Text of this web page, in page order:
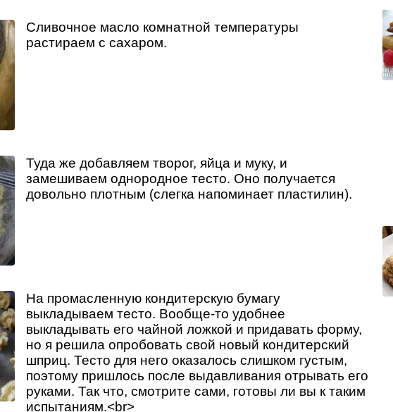
Сливочное масло комнатной температуры
растираем с сахаром.
Туда же добавляем творог, яйца и муку, и
замешиваем однородное тесто. Оно получается
довольно плотным (слегка напоминает пластилин).
На промасленную кондитерскую бумагу
выкладываем тесто. Вообще-то удобнее
выкладывать его чайной ложкой и придавать форму,
но я решила опробовать свой новый кондитерский
шприц. Тесто для него оказалось слишком густым,
поэтому пришлось после выдавливания отрывать его
руками. Так что, смотрите сами, готовы ли вы к таким
испытаниям.<br>